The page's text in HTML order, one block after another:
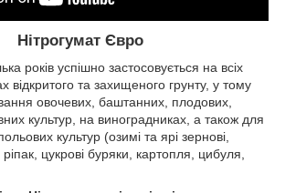
Нітрогумат Євро
років успішно застосовується на всіх
відкритого та захищеного грунту, у тому
овочевих, баштанних, плодових,
культур, на виноградниках, а також для
культур (озимі та ярі зернові,
цукрові буряки, картопля, цибуля,